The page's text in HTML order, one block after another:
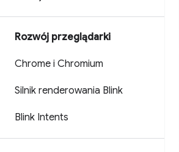
Rozwój przeglądarki
Chrome i Chromium
Silnik renderowania Blink
Blink Intents